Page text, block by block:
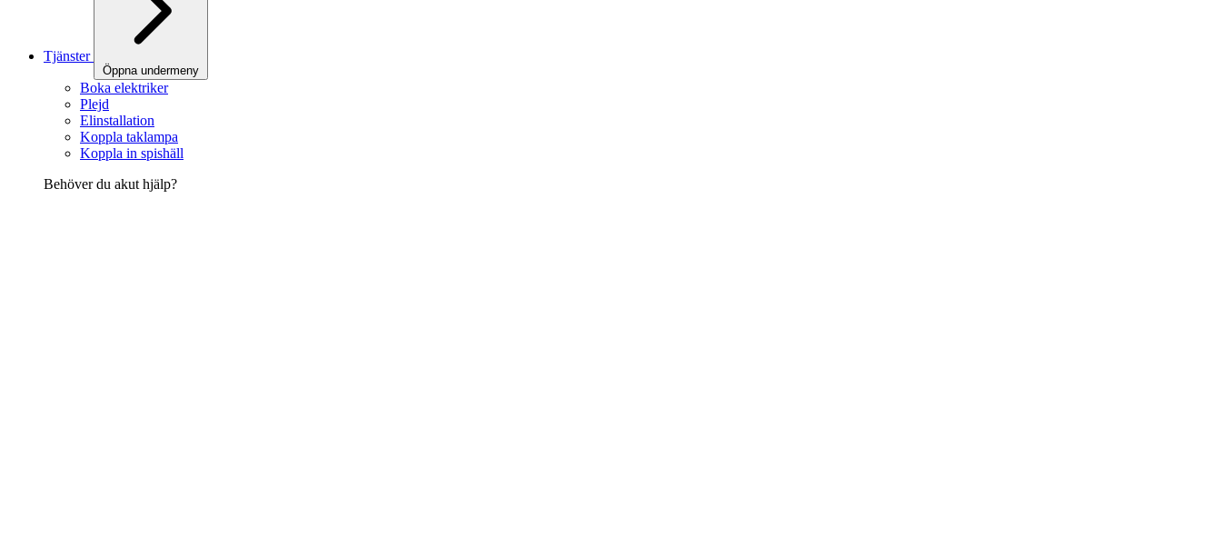
Tjänster
Öppna undermeny
Boka elektriker
Plejd
Elinstallation
Koppla taklampa
Koppla in spishäll
Behöver du akut hjälp?